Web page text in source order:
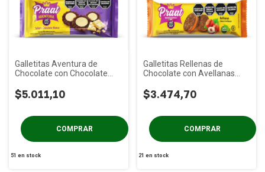
Galletitas Aventura de
Chocolate con Chocolate
$5.011,10
51 en stock
Galletitas Rellenas de
Chocolate con Avellanas
$3.474,70
21 en stock